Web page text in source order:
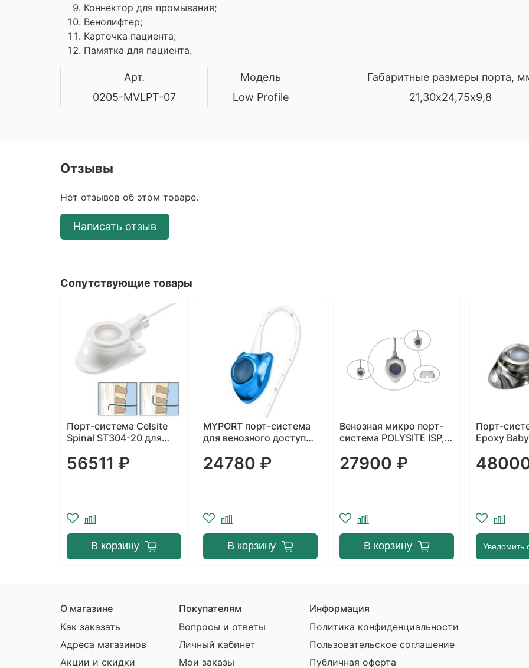
Коннектор для промывания;
Венолифтер;
Карточка пациента;
Памятка для пациента.
Арт. Модель
Габаритные размеры порта,
0205-MVLPT-07
Low Profile 21,30х24,75х9,8
Отзывы
Нет отзывов об этом товаре.
Написать отзыв
Сопутствующие товары
MYPORT порт-система
для венозного доступа
24780 ₽
В корзину
Венозная микро порт-
система POLYSITE ISP,
27900 ₽
В корзину
Порт-система Celsite
Epoxy Babyport для
48000 ₽
Уведомить о поступлении
Celsite
Уведомить
О магазине
Как заказать
Адреса магазинов
Акции и скидки
Покупателям
Вопросы и ответы
Личный кабинет
Мои заказы
Информация
Политика конфиденциальности
Пользовательское соглашение
Публичная оферта